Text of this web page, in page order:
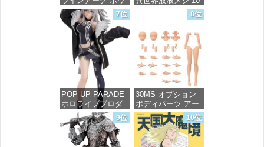
イト・グリント 全
高約160mm 1/72ス
ケール プラモデル
価格：¥7,367
(ガルドコミックス)
価格：¥726
7位
POP UP PARADE
ホロライブプロダ
クション 獅白ぼた
ん ノンスケール プ
ラスチック製 塗装
済み完成品フィギ
8位
30MS オプション
ボディパーツ アー
ムパーツ&レッグパ
ーツ [カラーC] 色
分け済みプラモデ
ル
9位 10位